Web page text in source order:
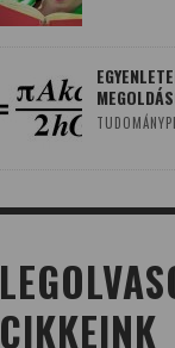
CIKKEINK